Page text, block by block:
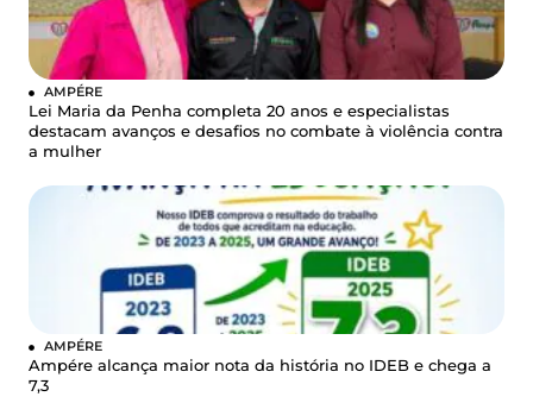
AMPÉRE
Lei Maria da Penha completa 20 anos e especialistas
destacam avanços e desafios no combate à violência contra
a mulher
AMPÉRE
Ampére alcança maior nota da história no IDEB e chega a
7,3